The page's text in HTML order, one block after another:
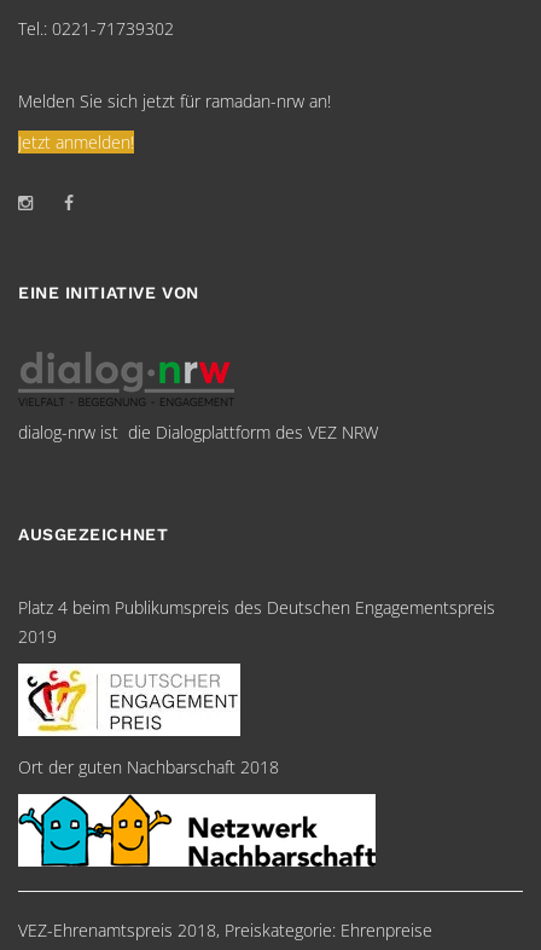
Tel.: 0221-71739302
Melden Sie sich jetzt für ramadan-nrw an!
Jetzt anmelden!
EINE INITIATIVE VON
dialog-nrw ist die Dialogplattform des VEZ NRW
AUSGEZEICHNET
Platz 4 beim Publikumspreis des Deutschen Engagementspreis
2019
Ort der guten Nachbarschaft 2018
VEZ-Ehrenamtspreis 2018, Preiskategorie: Ehrenpreise